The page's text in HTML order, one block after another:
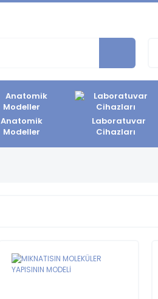
Anatomik
Modeller
Laboratuvar
Cihazları